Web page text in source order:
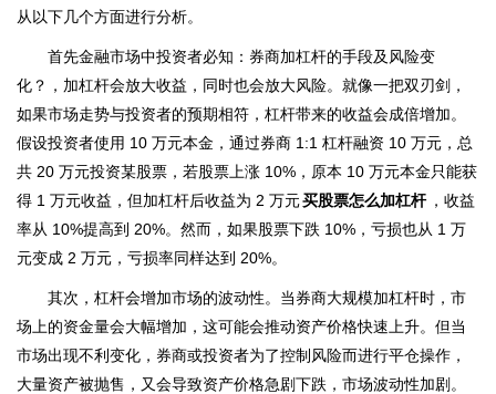
从以下几个方面进行分析。
首先金融市场中投资者必知：券商加杠杆的手段及风险变
化？，加杠杆会放大收益，同时也会放大风险。就像一把双刃剑，
如果市场走势与投资者的预期相符，杠杆带来的收益会成倍增加。
假设投资者使用 10 万元本金，通过券商 1:1 杠杆融资 10 万元，总
共 20 万元投资某股票，若股票上涨 10%，原本 10 万元本金只能获
得 1 万元收益，但加杠杆后收益为 2 万元买股票怎么加杠杆 ，收益
率从 10%提高到 20%。然而，如果股票下跌 10%，亏损也从 1 万
元变成 2 万元，亏损率同样达到 20%。
其次，杠杆会增加市场的波动性。当券商大规模加杠杆时，市
场上的资金量会大幅增加，这可能会推动资产价格快速上升。但当
市场出现不利变化，券商或投资者为了控制风险而进行平仓操作，
大量资产被抛售，又会导致资产价格急剧下跌，市场波动性加剧。